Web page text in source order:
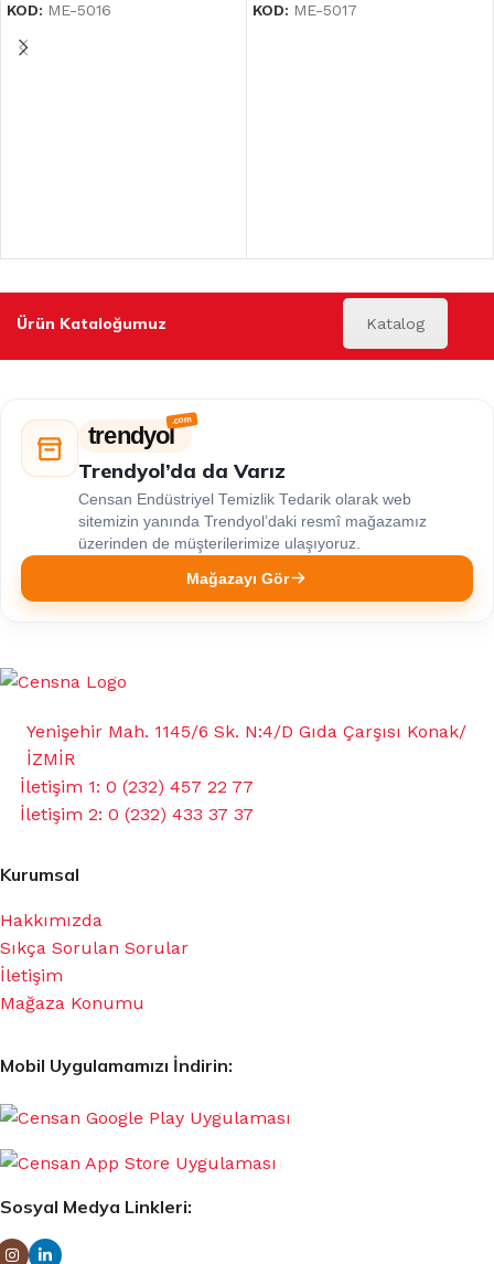
KOD: ME-5016
KOD: ME-5017
Ürün Kataloğumuz Katalog
trendyol
Trendyol’da da Varız
Censan Endüstriyel Temizlik Tedarik olarak web
sitemizin yanında Trendyol’daki resmî mağazamız
üzerinden de müşterilerimize ulaşıyoruz.
Mağazayı Gör
Yenişehir Mah. 1145/6 Sk. N:4/D Gıda Çarşısı Konak/
İZMİR
İletişim 1: 0 (232) 457 22 77
İletişim 2: 0 (232) 433 37 37
Kurumsal
Hakkımızda
Sıkça Sorulan Sorular
İletişim
Mağaza Konumu
Mobil Uygulamamızı İndirin:
Sosyal Medya Linkleri: